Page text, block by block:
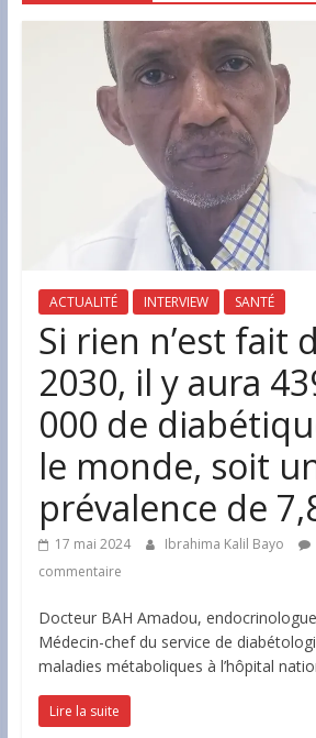
ACTUALITÉ INTERVIEW SANTÉ
Si rien n’est fait
2030, il y aura
000 de
le monde, soit
prévalence de
17 mai 2024 Ibrahima Kalil Bayo
commentaire
Docteur BAH Amadou,
Médecin-chef du service de
maladies métaboliques à l’hôpital
Lire la suite